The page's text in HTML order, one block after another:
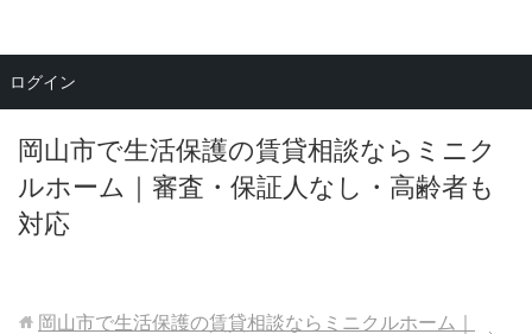
岡山市で生活保護の賃貸相談ならミニク
ルホーム｜審査・保証人なし・高齢者も
対応
メニュー
岡山市で生活保護の賃貸相談ならミニクルホーム｜
ログイン